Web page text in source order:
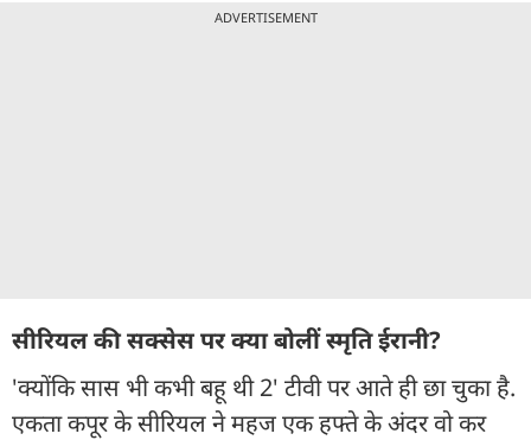
ADVERTISEMENT
सीरियल की सक्सेस पर क्या बोलीं स्मृति ईरानी?
'क्योंकि सास भी कभी बहू थी 2' टीवी पर आते ही छा चुका है.
एकता कपूर के सीरियल ने महज एक हफ्ते के अंदर वो कर